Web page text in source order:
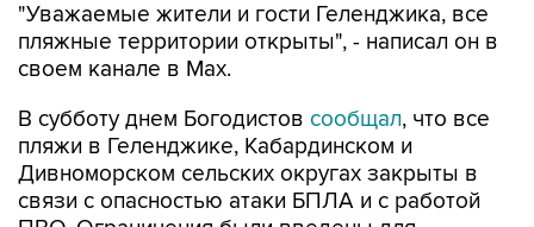
"Уважаемые жители и гости Геленджика, все
пляжные территории открыты", - написал он в
своем канале в Max.
В субботу днем Богодистов сообщал, что все
пляжи в Геленджике, Кабардинском и
Дивноморском сельских округах закрыты в
связи с опасностью атаки БПЛА и с работой